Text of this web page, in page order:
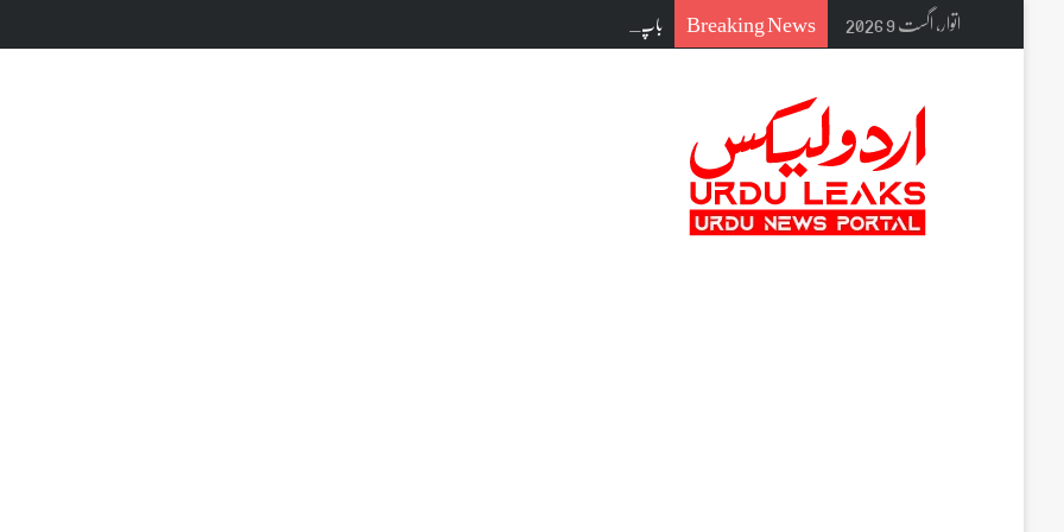
اتوار, اگست 9 2026 Breaking News باپ کی قبر کے پہلو میں بیٹے کی قبر – عتیق احمد کے تینوں بیٹوں نے ابان کو سپردِ خاک کیا – جلوس جنازہ میں ہزاروں افراد کی شرکت؛